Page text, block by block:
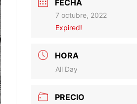
FECHA
7 octubre, 2022
Expired!
HORA
All Day
PRECIO